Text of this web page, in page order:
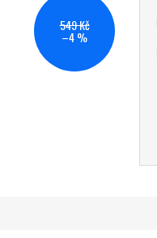
549 Kč
–4 %